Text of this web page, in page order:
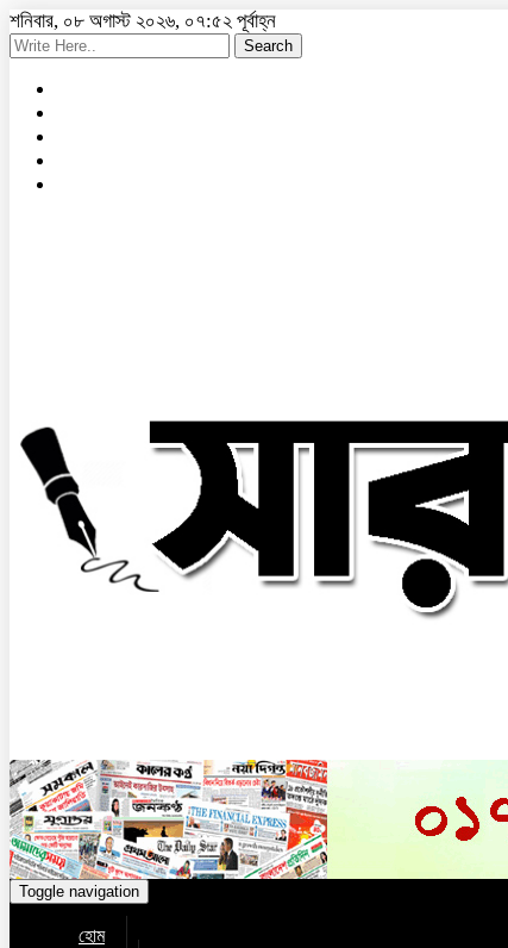
শনিবার, ০৮ অগাস্ট ২০২৬, ০৭:৫২ পূর্বাহ্ন
Search
Toggle navigation
হোম